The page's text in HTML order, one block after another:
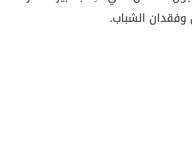
الشباب.